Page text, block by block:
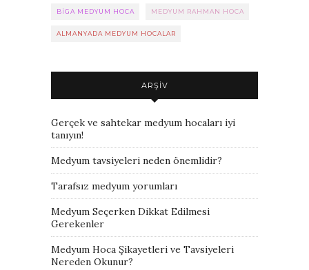
BIGA MEDYUM HOCA MEDYUM RAHMAN HOCA
ALMANYADA MEDYUM HOCALAR
ARŞIV
Gerçek ve sahtekar medyum hocaları iyi
tanıyın!
Medyum tavsiyeleri neden önemlidir?
Tarafsız medyum yorumları
Medyum Seçerken Dikkat Edilmesi
Gerekenler
Medyum Hoca Şikayetleri ve Tavsiyeleri
Nereden Okunur?